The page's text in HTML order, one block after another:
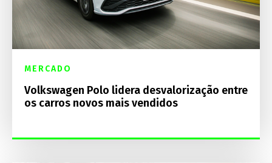
MERCADO
Volkswagen Polo lidera desvalorização entre
os carros novos mais vendidos